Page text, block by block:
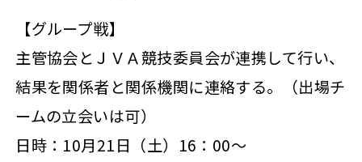
【グループ戦】
主管協会とＪＶＡ競技委員会が連携して行い、
結果を関係者と関係機関に連絡する。（出場チ
ームの立会いは可）
日時：10月21日（土）16：00～